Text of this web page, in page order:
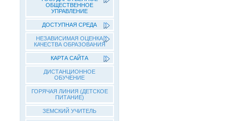
ОБЩЕСТВЕННОЕ
УПРАВЛЕНИЕ
ДОСТУПНАЯ СРЕДА
НЕЗАВИСИМАЯ ОЦЕНКА
КАЧЕСТВА ОБРАЗОВАНИЯ
КАРТА САЙТА
ДИСТАНЦИОННОЕ
ОБУЧЕНИЕ
ГОРЯЧАЯ ЛИНИЯ (ДЕТСКОЕ
ПИТАНИЕ)
ЗЕМСКИЙ УЧИТЕЛЬ